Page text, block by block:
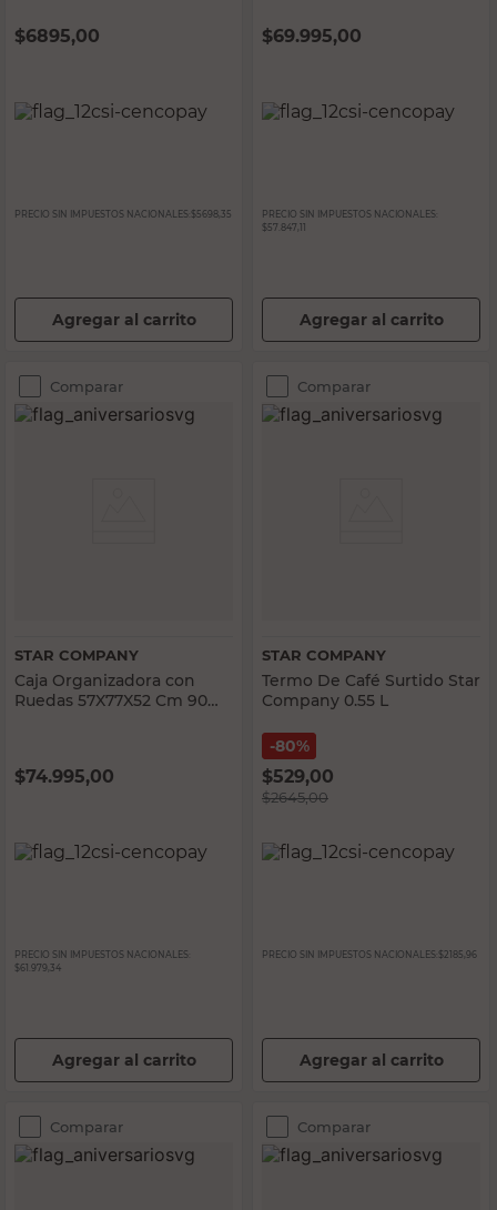
$6895,00
PRECIO SIN IMPUESTOS NACIONALES: $5698,35
Agregar al carrito
$69.995,00
PRECIO SIN IMPUESTOS NACIONALES:
$57.847,11
Agregar al carrito
Comparar
STAR COMPANY
Caja Organizadora con
Ruedas 57X77X52 Cm 90
$74.995,00
PRECIO SIN IMPUESTOS NACIONALES:
$61.979,34
Agregar al carrito
Comparar
STAR COMPANY
Termo De Café Surtido Star
Company 0.55 L
80%
$529,00
$2645,00
PRECIO SIN IMPUESTOS NACIONALES: $2185,96
Agregar al carrito
Comparar Comparar